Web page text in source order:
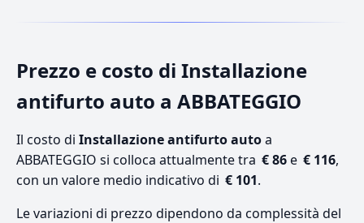
Prezzo e costo di Installazione
antifurto auto a ABBATEGGIO
Il costo di Installazione antifurto autoa
ABBATEGGIO si colloca attualmente tra € 86e € 116,
con un valore medio indicativo di € 101.
Le variazioni di prezzo dipendono da complessità del